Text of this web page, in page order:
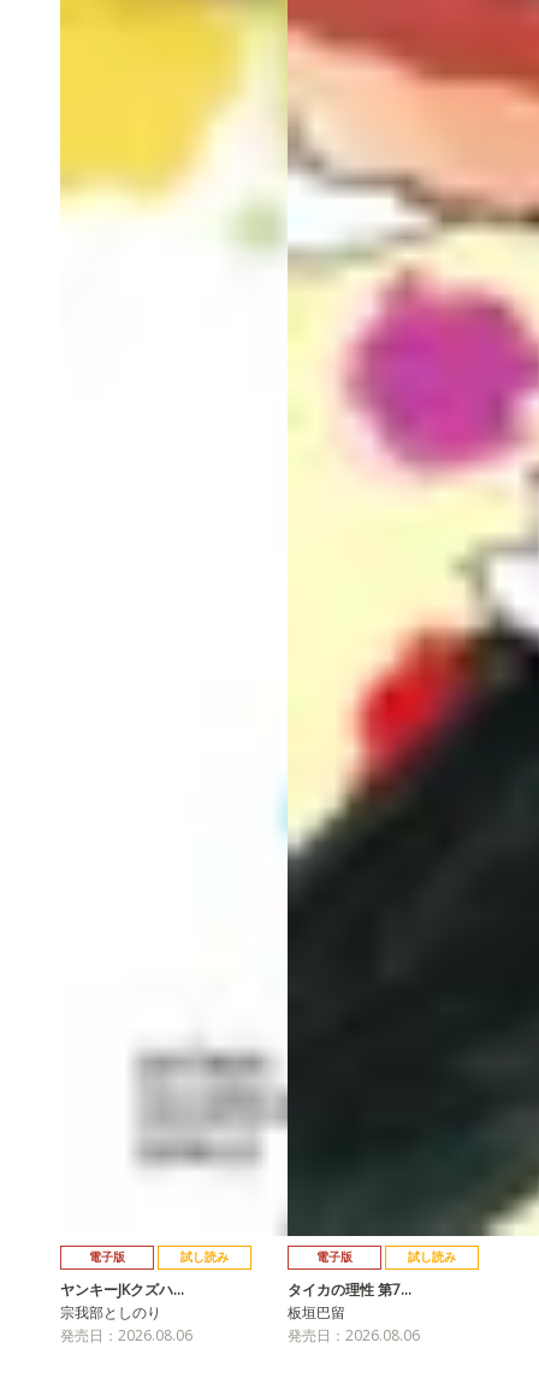
電子版 試し読み
ヤンキーJKクズハ…
宗我部としのり
発売日：2026.08.06
電子版 試し読み
タイカの理性 第7…
板垣巴留
発売日：2026.08.06